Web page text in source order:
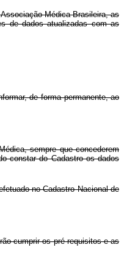
Médica Brasileira, as
de dados atualizadas com as
de forma permanente, ao
sempre que concederem
constar do Cadastro os dados
no Cadastro Nacional de
cumprir os pré-requisitos e as